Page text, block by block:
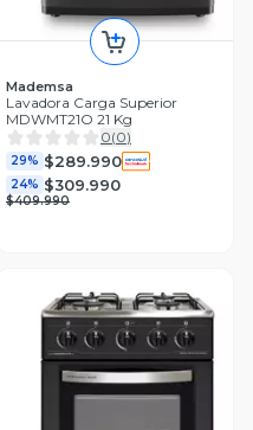
Mademsa
Lavadora Carga Superior
MDWMT21O 21 Kg
0(0)
29% $289.990
24% $309.990
$409.990